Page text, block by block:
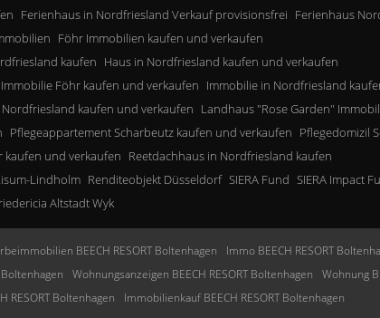
Ferienhaus in Nordfriesland Verkauf provisionsfrei Ferienhaus
Föhr Immobilien kaufen und verkaufen
kaufen Haus in Nordfriesland kaufen und verkaufen
Immobilie Föhr kaufen und verkaufen Immobilie in Nordfriesland
kaufen und verkaufen Landhaus "Rose Garden"
Pflegeappartement Scharbeutz kaufen und verkaufen Pflegedomizil
kaufen und verkaufen Reetdachhaus in Nordfriesland kaufen
Lindholm Renditeobjekt Düsseldorf SIERA Fund SIERA Impact
Altstadt Wyk
BEECH RESORT Boltenhagen Immo BEECH RESORT
Wohnungsanzeigen BEECH RESORT Boltenhagen
Wohnung
RESORT Boltenhagen Immobilienkauf BEECH RESORT Boltenhagen